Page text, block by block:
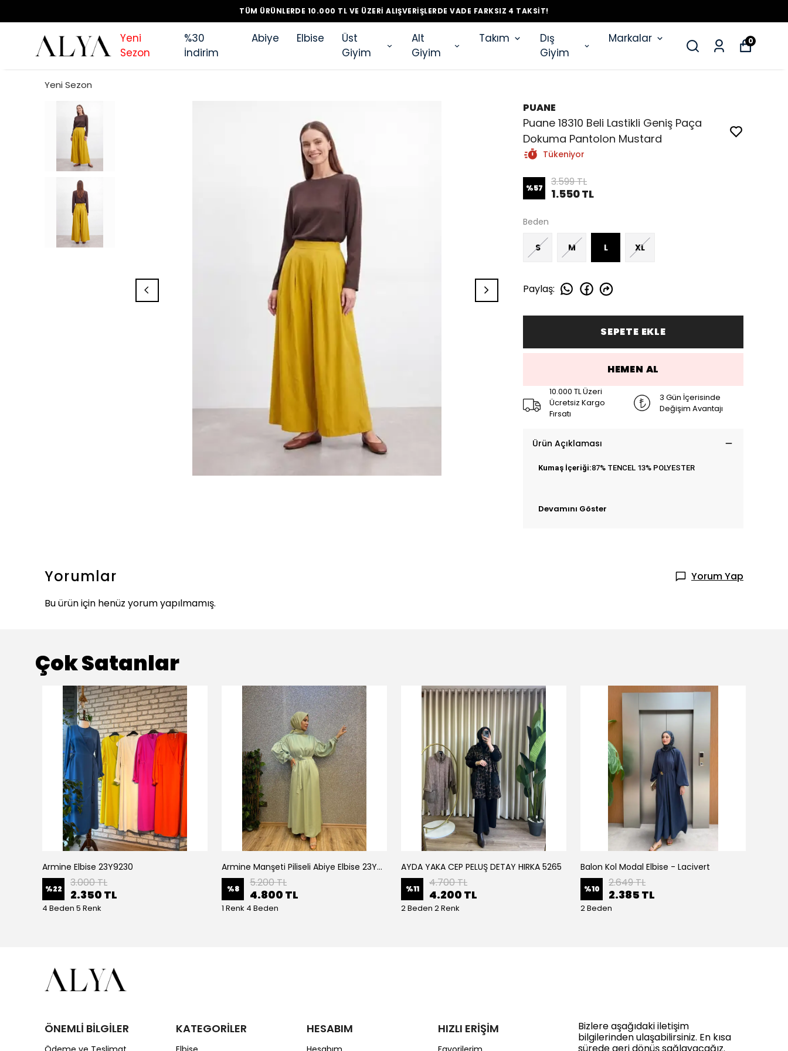
TÜM ÜRÜNLERDE 10.000 TL VE ÜZERI ALIŞVERIŞLERDE VADE FARKSIZ 4 TAKSIT!
Yeni
Sezon
%30
İndirim
Abiye Elbise
Üst
Giyim
Alt
Giyim
Takım
Dış
Giyim
Markalar 0
Yeni Sezon
PUANE
Puane 18310 Beli Lastikli Geniş Paça
Dokuma Pantolon Mustard
Tükeniyor
%57 3.599 TL
1.550 TL
Beden
S M L XL
Paylaş:
SEPETE EKLE
HEMEN AL
10.000 TL Üzeri
Ücretsiz Kargo
Fırsatı
3 Gün İçerisinde
Değişim Avantajı
Ürün Açıklaması
Kumaş İçeriği:87% TENCEL 13% POLYESTER
Devamını Göster
Yorumlar
Yorum Yap
Bu ürün için henüz yorum yapılmamış.
Çok Satanlar
Armine Elbise 23Y9230
%22 3.000 TL
2.350 TL
4 Beden 5 Renk
Armine Manşeti Piliseli Abiye Elbise 23Y9617
%8 5.200 TL
4.800 TL
1 Renk 4 Beden
AYDA YAKA CEP PELUŞ DETAY HIRKA 5265
%11 4.700 TL
4.200 TL
2 Beden 2 Renk
Balon Kol Modal Elbise - Lacivert
%10 2.649 TL
2.385 TL
2 Beden
ÖNEMLİ BİLGİLER KATEGORİLER HESABIM HIZLI ERİŞİM
Bizlere aşağıdaki iletişim
bilgilerinden ulaşabilirsiniz. En kısa